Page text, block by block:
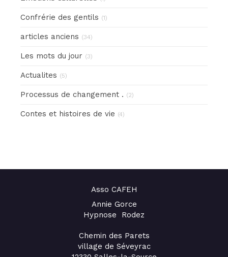
Confrérie des gentils (1)
articles anciens (34)
Les mots du jour (3)
Actualites (5)
Processus de changement . (2)
Contes et histoires de vie (4)
Asso CAFEH
Annie Gorce
Hypnose Rodez
Chemin des Parets
village de Séveyrac